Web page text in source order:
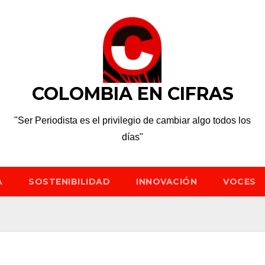
COLOMBIA EN CIFRAS
"Ser Periodista es el privilegio de cambiar algo todos los
días"
SOSTENIBILIDAD INNOVACIÓN VOCES